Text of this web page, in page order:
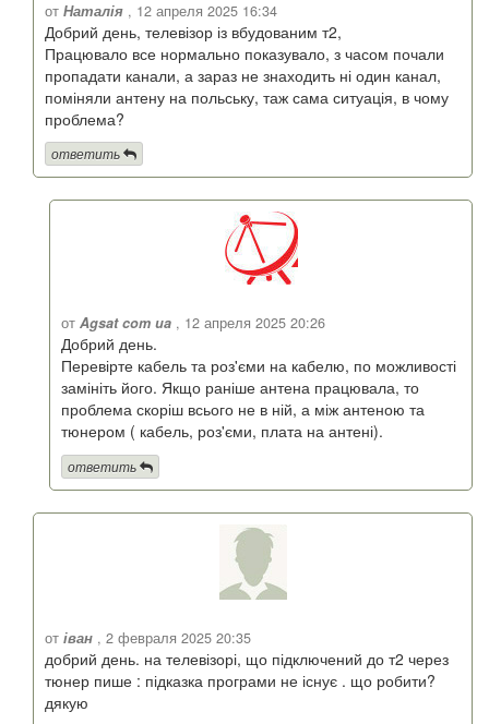
от Наталія , 12 апреля 2025 16:34
Добрий день, телевізор із вбудованим т2,
Працювало все нормально показувало, з часом почали
пропадати канали, а зараз не знаходить ні один канал,
поміняли антену на польську, таж сама ситуація, в чому
проблема?
ответить
от Agsat com ua , 12 апреля 2025 20:26
Добрий день.
Перевірте кабель та роз'єми на кабелю, по можливості
замініть його. Якщо раніше антена працювала, то
проблема скоріш всього не в ній, а між антеною та
тюнером ( кабель, роз'єми, плата на антені).
ответить
от іван , 2 февраля 2025 20:35
добрий день. на телевізорі, що підключений до т2 через
тюнер пише : підказка програми не існує . що робити?
дякую